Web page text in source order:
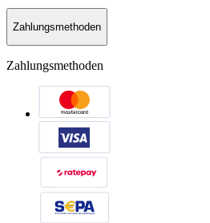
Zahlungsmethoden
Zahlungsmethoden